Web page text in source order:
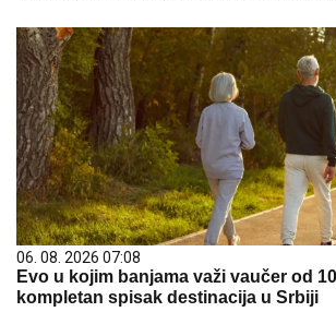
06. 08. 2026 07:08
Evo u kojim banjama važi vaučer od
kompletan spisak destinacija u Srbiji